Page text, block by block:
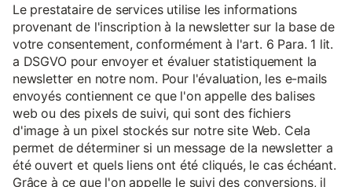
Le prestataire de services utilise les informations
provenant de l'inscription à la newsletter sur la base de
votre consentement, conformément à l'art. 6 Para. 1 lit.
a DSGVO pour envoyer et évaluer statistiquement la
newsletter en notre nom. Pour l'évaluation, les e-mails
envoyés contiennent ce que l'on appelle des balises
web ou des pixels de suivi, qui sont des fichiers
d'image à un pixel stockés sur notre site Web. Cela
permet de déterminer si un message de la newsletter a
été ouvert et quels liens ont été cliqués, le cas échéant.
Grâce à ce que l'on appelle le suivi des conversions, il